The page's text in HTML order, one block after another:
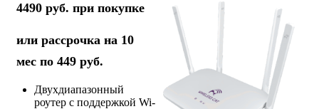
4490 руб. при покупке
или рассрочка на 10
мес по 449 руб.
Двухдиапазонный
роутер с поддержкой Wi-